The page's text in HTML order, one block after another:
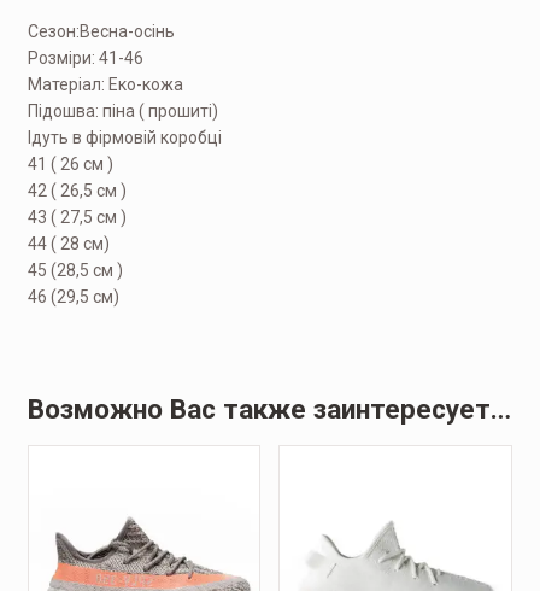
Сезон:Весна-осінь
Розміри: 41-46
Матеріал: Еко-кожа
Підошва: піна ( прошиті)
Ідуть в фірмовій коробці
41 ( 26 см )
42 ( 26,5 см )
43 ( 27,5 см )
44 ( 28 см)
45 (28,5 см )
46 (29,5 см)
Возможно Вас также заинтересует…